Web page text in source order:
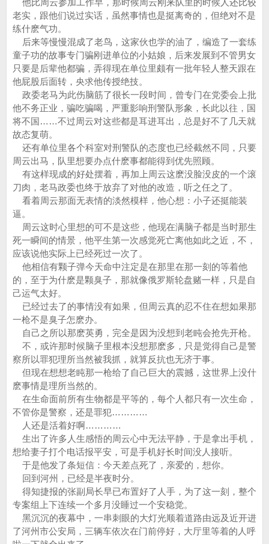
他比周云参加工作早，那时候周云刚来队里的时候人还比较
老实，跟他们说过实话，虽然事情也是挺离奇的，但绝对不是
练什麽气功。
后来等慢慢混成了老鸟，这家伙也学的油了，编造了一套练
童子功的故事专门骗刚进单位的小姑娘，后来发展到不管男女
只要是后辈他都骗，弄得现在单位里颇有一批年轻人整天跟在
他屁股后面转，央求他传授绝技。
政委老马为此伤脑筋了很长一段时间，曾专门在党委会上批
他不务正业，骗吃骗喝，严重影响刑警队形象，长此以往，国
将不国……不过周云对这些都是耳进耳出，总是好不了几天就
故态复萌。
还有单位里各个科室对刑警队的态度也已经截然不同，只要
周云出马，队里想要办点什麽事都能得到优先照顾。
有这样现成的好处摆着，再加上周云这麽没脸没皮的一个滚
刀肉，老马政委也终于放弃了对他的改造，听之任之了。
看着周云那面无表情的淡然模样，他心想：小子还挺能装
逼。
周云这时心里想的可不是这些，他现在满脑子都是当时那生
死一瞬间的情景，他平生第一次感觉死亡离他如此之近，不，
应该说他实际上已经死过一次了。
他相信有颗子弹今天命中注定是在那里在那一刻的等着他
的，至于为什麽是颗臭子，那就像俄罗斯轮盘赌一样，只是自
己运气太好。
已经过去了的事情没有如果，但周云真的忍不住在想如果那
一枪不是臭子怎麽办。
自己之所以那麽英勇，完全是因为没想到老盹会抢先开枪。
不，或许那时候脑子里根本没想那麽多，只是觉得自己是警
察所以罪犯理所当然被我抓，就算反抗也无济于事。
但现在想想老盹那一枪给了自己巨大的震撼，这世界上没什
麽事情是理所当然的。
在生命面前所有生物都是平等的，每个人都只有一次生命，
不管你是警察，还是罪犯…………
人还是活着好啊…………
生出了许多人生感悟的周云心中无法平静，于是拿出手机，
想给妻子打个电话报平安，可是手机好长时间没人接听。
于是他发了条短信：今天差点死了，亲爱的，想你。
回到河州，已经是半夜时分。
得知捷报的张副局长早已布置好了人手，为了这一刻，整个
专案组上下连续一个多月没睡过一个安稳觉。
黑沉沉的夜幕中，一串刺眼的大灯光顺着道路由远及近开进
了河州市公安局，三辆车依次在门前停好，大厅里等着的人呼